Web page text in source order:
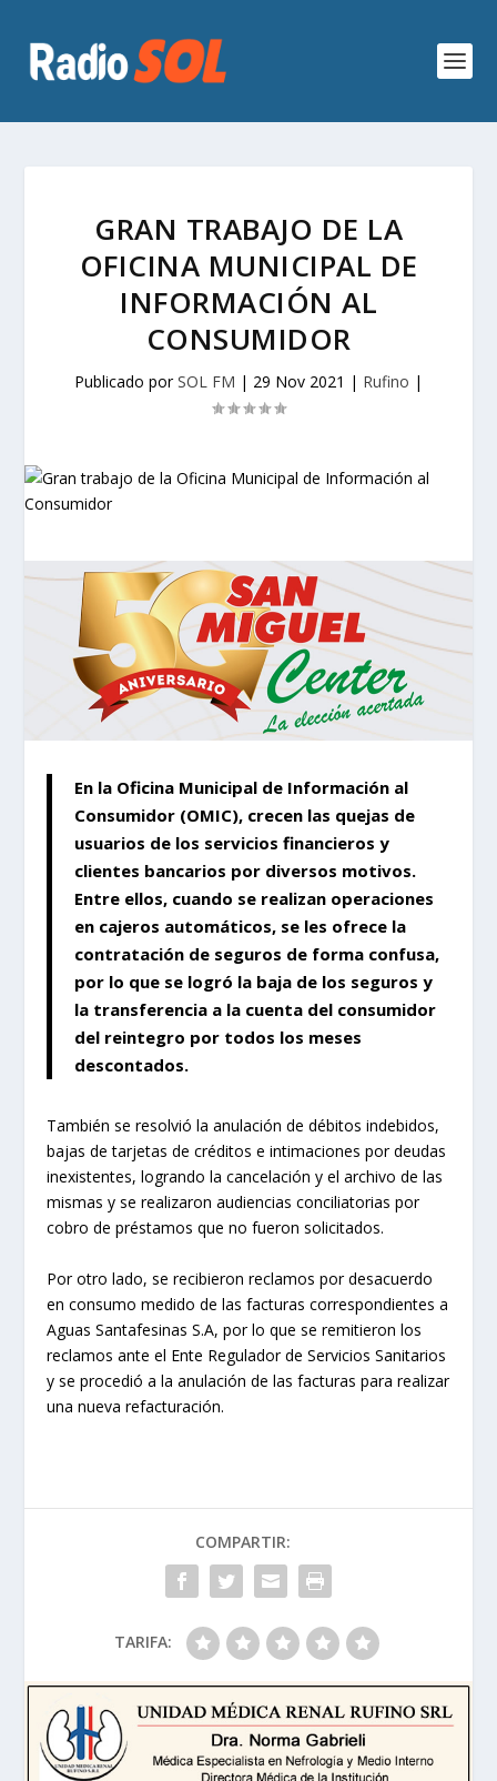
GRAN TRABAJO DE LA
OFICINA MUNICIPAL DE
INFORMACIÓN AL
CONSUMIDOR
Publicado porSOL FM | 29 Nov 2021 | Rufino |
En la Oficina Municipal de Información al
Consumidor (OMIC), crecen las quejas de
usuarios de los servicios financieros y
clientes bancarios por diversos motivos.
Entre ellos, cuando se realizan operaciones
en cajeros automáticos, se les ofrece la
contratación de seguros de forma confusa,
por lo que se logró la baja de los seguros y
la transferencia a la cuenta del consumidor
del reintegro por todos los meses
descontados.
También se resolvió la anulación de débitos indebidos,
bajas de tarjetas de créditos e intimaciones por deudas
inexistentes, logrando la cancelación y el archivo de las
mismas y se realizaron audiencias conciliatorias por
cobro de préstamos que no fueron solicitados.
Por otro lado, se recibieron reclamos por desacuerdo
en consumo medido de las facturas correspondientes a
Aguas Santafesinas S.A, por lo que se remitieron los
reclamos ante el Ente Regulador de Servicios Sanitarios
y se procedió a la anulación de las facturas para realizar
una nueva refacturación.
COMPARTIR:
TARIFA: